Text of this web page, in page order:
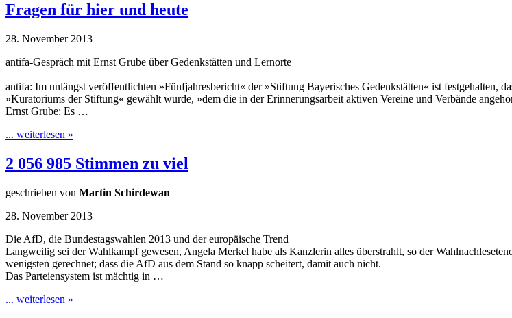
Fragen für hier und heute
28. November 2013
antifa-Gespräch mit Ernst Grube über Gedenkstätten und Lernorte
antifa: Im unlängst veröffentlichten »Fünfjahresbericht« der »Stiftung Bayerisches Gedenkstätten« ist festgehalten,
»Kuratoriums der Stiftung« gewählt wurde, »dem die in der Erinnerungsarbeit aktiven Vereine und Verbände
Ernst Grube: Es …
... weiterlesen »
2 056 985 Stimmen zu viel
geschrieben von Martin Schirdewan
28. November 2013
Die AfD, die Bundestagswahlen 2013 und der europäische Trend
Langweilig sei der Wahlkampf gewesen, Angela Merkel habe als Kanzlerin alles überstrahlt, so der
wenigsten gerechnet; dass die AfD aus dem Stand so knapp scheitert, damit auch nicht.
Das Parteiensystem ist mächtig in …
... weiterlesen »